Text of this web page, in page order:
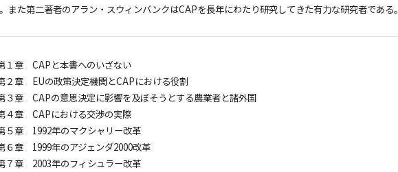
また第二著者のアラン・スウィンバンクはCAPを長年にわたり研究してきた有力な研究者である。
１章 CAPと本書へのいざない
２章 EUの政策決定機関とCAPにおける役割
３章 CAPの意思決定に影響を及ぼそうとする農業者と諸外国
４章 CAPにおける交渉の実際
５章 1992年のマクシャリー改革
６章 1999年のアジェンダ2000改革
７章 2003年のフィシュラー改革